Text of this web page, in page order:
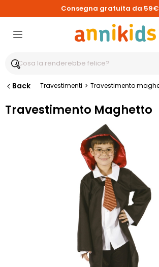
Consegna gratuita da 59€
Back Travestimenti > Travestimento
Travestimento Maghetto